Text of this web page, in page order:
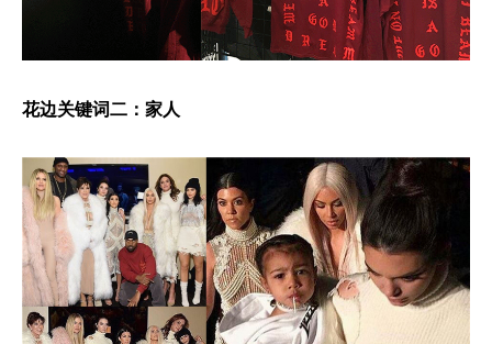
花边关键词二：家人